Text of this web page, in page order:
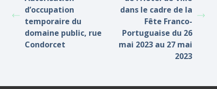
d’occupation
temporaire du
domaine public, rue
Condorcet
dans le cadre de la
Fête Franco-
Portuguaise du 26
mai 2023 au 27 mai
2023